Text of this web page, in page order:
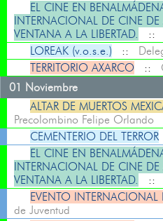
EL CINE EN
INTERNACIONAL DE CINE
VENTANA A LA LIBERTAD.
::
LOREAK (v.o.s.e.) ::
TERRITORIO AXARCO ::
01 Noviembre
ALTAR DE MUERTOS
Precolombino Felipe Orlando
CEMENTERIO DEL TERROR
EL CINE EN
INTERNACIONAL DE CINE
VENTANA A LA LIBERTAD.
::
EVENTO INTERNACIONAL
de Juventud